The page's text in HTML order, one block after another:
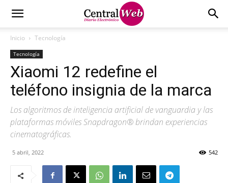
Inicio Tecnología
Tecnología
Xiaomi 12 redefine el
teléfono insignia de la marca
Los algoritmos de inteligencia artificial de vanguardia y las
plataformas móviles Snapdragon® brindan experiencias
cinematográficas.
5 abril, 2022 542